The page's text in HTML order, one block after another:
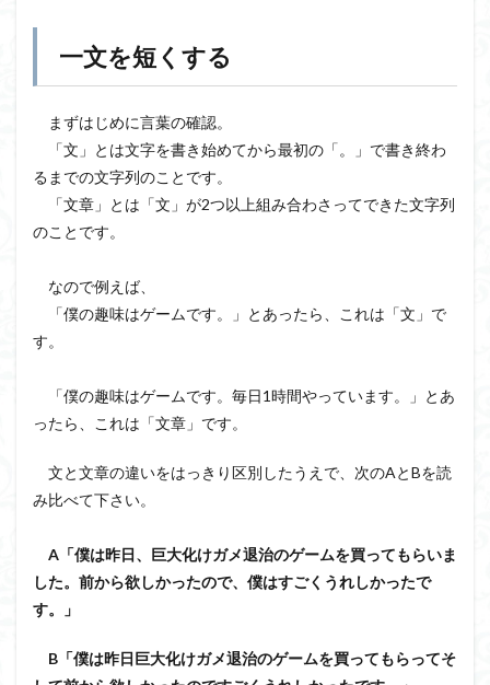
一文を短くする
まずはじめに言葉の確認。
「文」とは文字を書き始めてから最初の「。」で書き終わ
るまでの文字列のことです。
「文章」とは「文」が2つ以上組み合わさってできた文字列
のことです。
なので例えば、
「僕の趣味はゲームです。」とあったら、これは「文」で
す。
「僕の趣味はゲームです。毎日1時間やっています。」とあ
ったら、これは「文章」です。
文と文章の違いをはっきり区別したうえで、次のAとBを読
み比べて下さい。
A「僕は昨日、巨大化けガメ退治のゲームを買ってもらいま
した。前から欲しかったので、僕はすごくうれしかったで
す。」
B「僕は昨日巨大化けガメ退治のゲームを買ってもらってそ